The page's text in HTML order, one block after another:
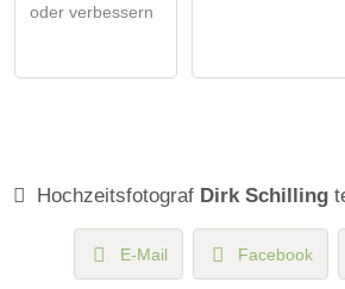
oder verbessern
Hochzeitsfotograf Dirk Schilling
E-Mail Facebook